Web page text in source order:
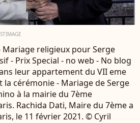
religieux pour Serge
- Prix Special - no web - No blog
leur appartement du VII eme
cérémonie - Mariage de Serge
à la mairie du 7ème
Rachida Dati, Maire du 7ème a
le 11 février 2021. © Cyril